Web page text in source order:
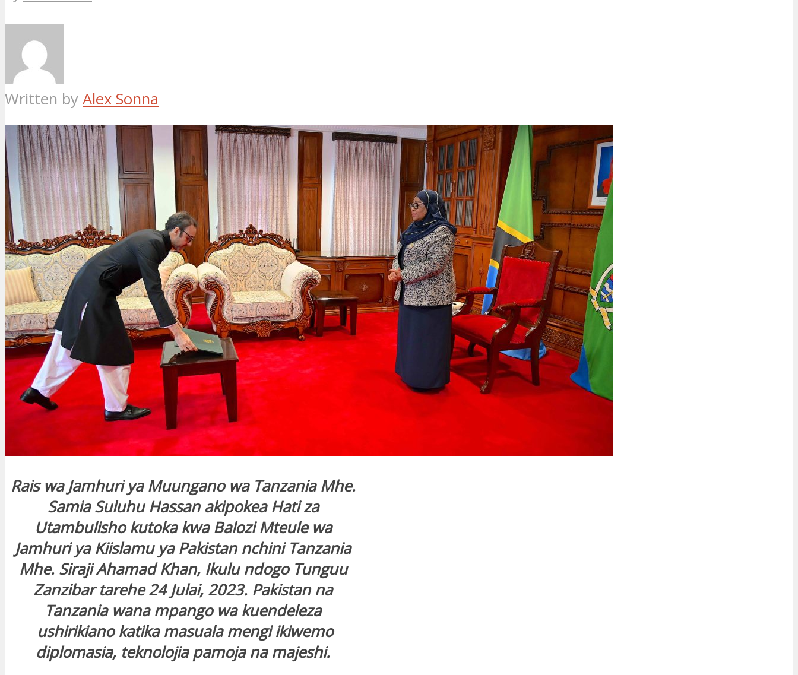
Written by Alex Sonna
Rais wa Jamhuri ya Muungano wa Tanzania Mhe.
Samia Suluhu Hassan akipokea Hati za
Utambulisho kutoka kwa Balozi Mteule wa
Jamhuri ya Kiislamu ya Pakistan nchini Tanzania
Mhe. Siraji Ahamad Khan, Ikulu ndogo Tunguu
Zanzibar tarehe 24 Julai, 2023. Pakistan na
Tanzania wana mpango wa kuendeleza
ushirikiano katika masuala mengi ikiwemo
diplomasia, teknolojia pamoja na majeshi.